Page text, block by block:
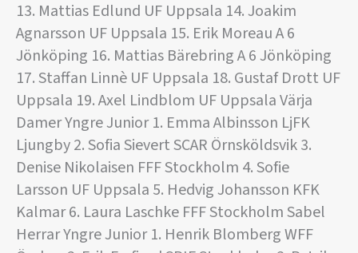
13. Mattias Edlund UF Uppsala 14. Joakim
Agnarsson UF Uppsala 15. Erik Moreau A 6
Jönköping 16. Mattias Bärebring A 6 Jönköping
17. Staffan Linnè UF Uppsala 18. Gustaf Drott UF
Uppsala 19. Axel Lindblom UF Uppsala Värja
Damer Yngre Junior 1. Emma Albinsson LjFK
Ljungby 2. Sofia Sievert SCAR Örnsköldsvik 3.
Denise Nikolaisen FFF Stockholm 4. Sofie
Larsson UF Uppsala 5. Hedvig Johansson KFK
Kalmar 6. Laura Laschke FFF Stockholm Sabel
Herrar Yngre Junior 1. Henrik Blomberg WFF